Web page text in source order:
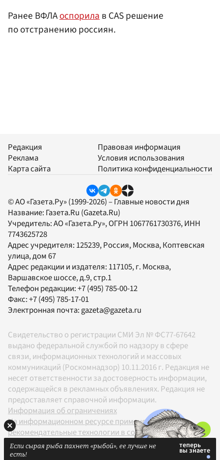
Ранее ВФЛАоспорилав CAS решение
по отстранению россиян.
Редакция
Реклама
Карта сайта
Правовая информация
Условия использования
Политика конфиденциальности
© АО «Газета.Ру» (1999-2026) – Главные новости дня
Название: Газета.Ru (Gazeta.Ru)
Учредитель:АО «Газета.Ру», ОГРН 1067761730376, ИНН
7743625728
Адрес учредителя: 125239, Россия, Москва, Коптевская
улица, дом 67
Адрес редакции и издателя: 117105, г. Москва,
Варшавское шоссе, д.9, стр.1
Телефон редакции:+7 (495) 785-00-12
Факс:+7 (495) 785-17-01
Электронная почта: gazeta@gazeta.ru
Свидетельство о регистрации СМИ Эл № ФС77-67642
выдано федеральной службой по надзору в сфере
связи, информационных технологий и массовых
коммуникаций (Роскомнадзор) 10.11.2016 г. Редакция не
несет ответственности за достоверность информации,
содержащейся в рекламных объявлениях. Редакция не
предоставляет справочной информации.
Информация об ограничениях
На информационном ресурсе применяются
рекомендательные технологии в соответствии с
Правилами
Если сырая рыба пахнет «рыбой», ее лучше не
есть!